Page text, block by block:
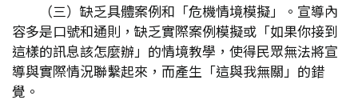
（三）缺乏具體案例和「危機情境模擬」。宣導內
容多是口號和通則，缺乏實際案例模擬或「如果你接到
這樣的訊息該怎麼辦」的情境教學，使得民眾無法將宣
導與實際情況聯繫起來，而產生「這與我無關」的錯
覺。